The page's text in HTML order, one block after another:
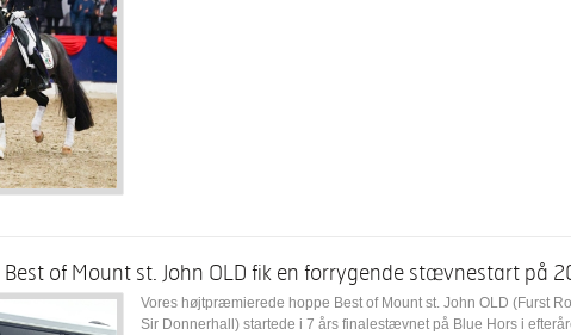
of Mount st. John OLD fik en forrygende stævnestart på
Vores højtpræmierede hoppe Best of Mount st. John OLD (Furst
Sir Donnerhall) startede i 7 års finalestævnet på Blue Hors i